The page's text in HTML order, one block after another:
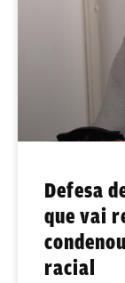
Defesa
que vai
racial